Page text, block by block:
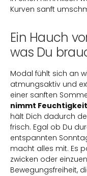
Kurven sanft
Ein Hauch
was Du
Modal fühlt sich an
atmungsaktiv und
einer sanften
nimmt
hält Dich dadurch
frisch. Egal ob Du
entspannten
macht alles mit. Es
zwicken oder
Bewegungsfreiheit,